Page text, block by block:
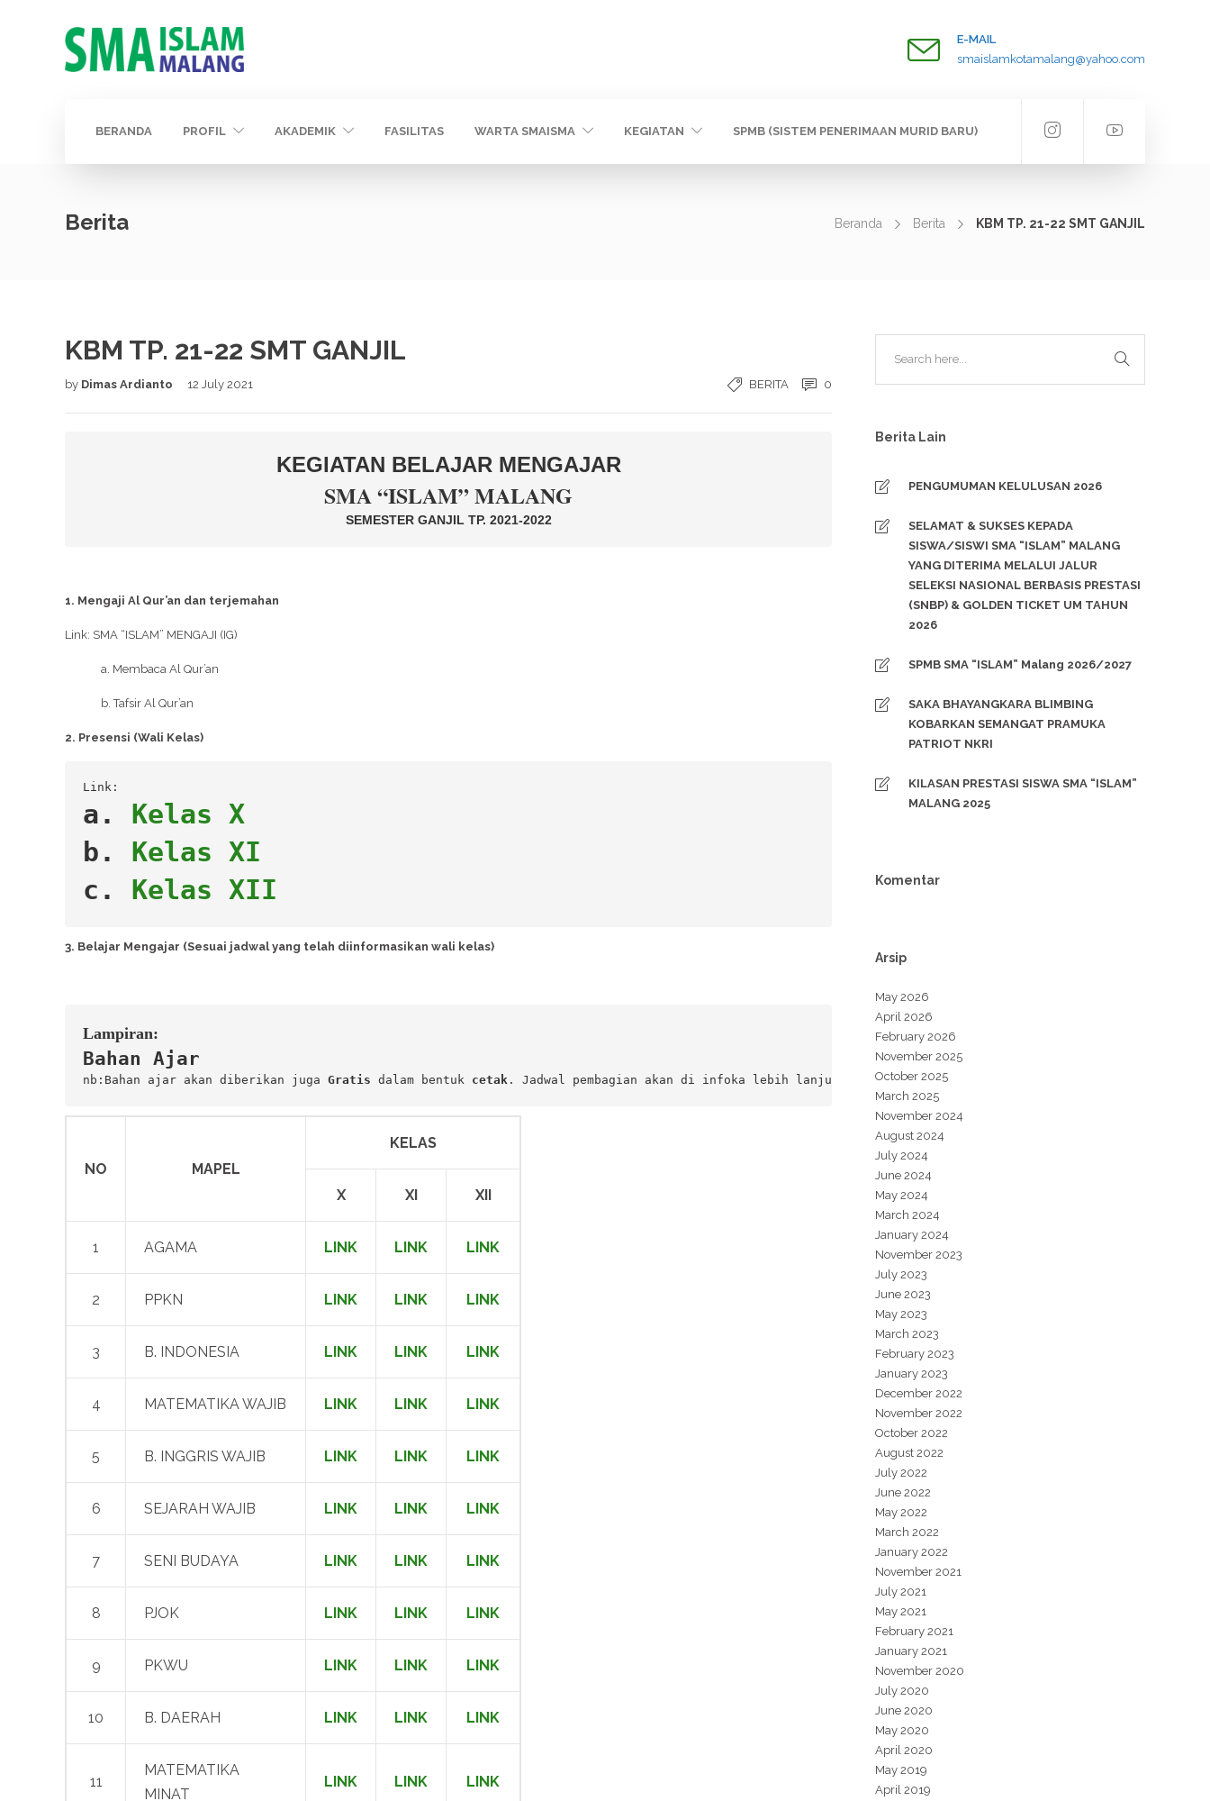
E-MAIL
smaislamkotamalang@yahoo.com
BERANDA PROFIL AKADEMIK FASILITAS WARTA SMAISMA KEGIATAN SPMB (SISTEM PENERIMAAN MURID BARU)
Berita Beranda Berita KBM TP. 21-22 SMT GANJIL
KBM TP. 21-22 SMT GANJIL
by Dimas Ardianto 12 July 2021 BERITA 0
KEGIATAN BELAJAR MENGAJAR
SMA “ISLAM” MALANG
SEMESTER GANJIL TP. 2021-2022
1. Mengaji Al Qur’an dan terjemahan
Link: SMA “ISLAM” MENGAJI (IG)
a. Membaca Al Qur’an
b. Tafsir Al Qur’an
2. Presensi (Wali Kelas)
a. Kelas X
b. Kelas XI
c. Kelas XII
3. Belajar Mengajar (Sesuai jadwal yang telah diinformasikan wali kelas)
Lampiran:
Bahan Ajar
nb:Bahan ajar akan diberikan juga Gratis dalam bentuk cetak . Jadwal pembagian akan di infoka lebih lanjut.
NO MAPEL
KELAS
X XI XII
1 AGAMA LINK LINK LINK
2 PPKN LINK LINK LINK
3 B. INDONESIA LINK LINK LINK
4 MATEMATIKA WAJIB LINK LINK LINK
5 B. INGGRIS WAJIB LINK LINK LINK
6 SEJARAH WAJIB LINK LINK LINK
7 SENI BUDAYA LINK LINK LINK
8 PJOK LINK LINK LINK
9 PKWU LINK LINK LINK
10 B. DAERAH LINK LINK LINK
11
MATEMATIKA
MINAT
LINK LINK LINK
Berita Lain
PENGUMUMAN KELULUSAN 2026
SELAMAT & SUKSES KEPADA
SISWA/SISWI SMA “ISLAM” MALANG
YANG DITERIMA MELALUI JALUR
SELEKSI NASIONAL BERBASIS PRESTASI
(SNBP) & GOLDEN TICKET UM TAHUN
2026
SPMB SMA “ISLAM” Malang 2026/2027
SAKA BHAYANGKARA BLIMBING
KOBARKAN SEMANGAT PRAMUKA
PATRIOT NKRI
KILASAN PRESTASI SISWA SMA “ISLAM”
MALANG 2025
Komentar
Arsip
May 2026
April 2026
February 2026
November 2025
October 2025
March 2025
November 2024
August 2024
July 2024
June 2024
May 2024
March 2024
January 2024
November 2023
July 2023
June 2023
May 2023
March 2023
February 2023
January 2023
December 2022
November 2022
October 2022
August 2022
July 2022
June 2022
May 2022
March 2022
January 2022
November 2021
July 2021
May 2021
February 2021
January 2021
November 2020
July 2020
June 2020
May 2020
April 2020
May 2019
April 2019